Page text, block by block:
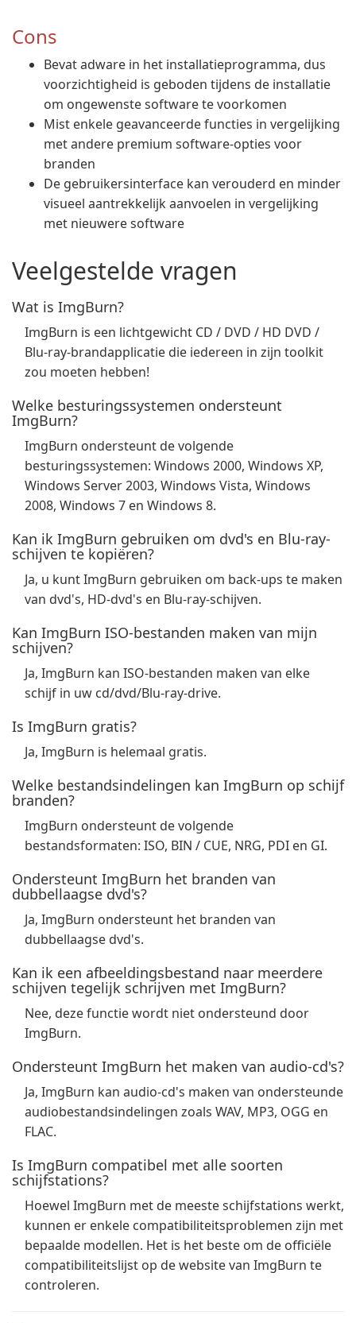
Cons
Bevat adware in het installatieprogramma, dus
voorzichtigheid is geboden tijdens de installatie
om ongewenste software te voorkomen
Mist enkele geavanceerde functies in vergelijking
met andere premium software-opties voor
branden
De gebruikersinterface kan verouderd en minder
visueel aantrekkelijk aanvoelen in vergelijking
met nieuwere software
Veelgestelde vragen
Wat is ImgBurn?
ImgBurn is een lichtgewicht CD / DVD / HD DVD /
Blu-ray-brandapplicatie die iedereen in zijn toolkit
zou moeten hebben!
Welke besturingssystemen ondersteunt
ImgBurn?
ImgBurn ondersteunt de volgende
besturingssystemen: Windows 2000, Windows XP,
Windows Server 2003, Windows Vista, Windows
2008, Windows 7 en Windows 8.
Kan ik ImgBurn gebruiken om dvd's en Blu-ray-
schijven te kopiëren?
Ja, u kunt ImgBurn gebruiken om back-ups te maken
van dvd's, HD-dvd's en Blu-ray-schijven.
Kan ImgBurn ISO-bestanden maken van mijn
schijven?
Ja, ImgBurn kan ISO-bestanden maken van elke
schijf in uw cd/dvd/Blu-ray-drive.
Is ImgBurn gratis?
Ja, ImgBurn is helemaal gratis.
Welke bestandsindelingen kan ImgBurn op schijf
branden?
ImgBurn ondersteunt de volgende
bestandsformaten: ISO, BIN / CUE, NRG, PDI en GI.
Ondersteunt ImgBurn het branden van
dubbellaagse dvd's?
Ja, ImgBurn ondersteunt het branden van
dubbellaagse dvd's.
Kan ik een afbeeldingsbestand naar meerdere
schijven tegelijk schrijven met ImgBurn?
Nee, deze functie wordt niet ondersteund door
ImgBurn.
Ondersteunt ImgBurn het maken van audio-cd's?
Ja, ImgBurn kan audio-cd's maken van ondersteunde
audiobestandsindelingen zoals WAV, MP3, OGG en
FLAC.
Is ImgBurn compatibel met alle soorten
schijfstations?
Hoewel ImgBurn met de meeste schijfstations werkt,
kunnen er enkele compatibiliteitsproblemen zijn met
bepaalde modellen. Het is het beste om de officiële
compatibiliteitslijst op de website van ImgBurn te
controleren.